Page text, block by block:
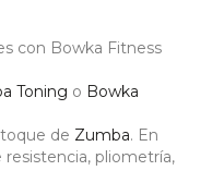
con Bowka Fitness
Toning o Bowka
de Zumba. En
pliometría,